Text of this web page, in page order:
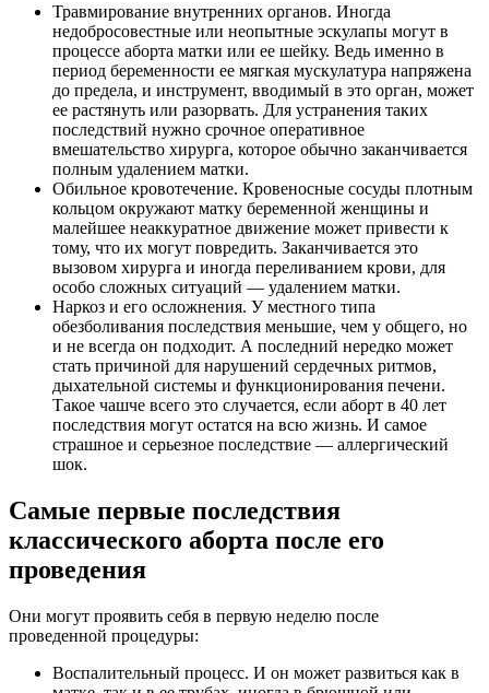
Травмирование внутренних органов. Иногда
недобросовестные или неопытные эскулапы могут в
процессе aбopта матки или ее шейку. Ведь именно в
период беременности ее мягкая мускулатура напряжена
до предела, и инструмент, вводимый в это орган, может
ее растянуть или разорвать. Для устранения таких
последствий нужно срочное оперативное
вмешательство хирурга, которое обычно заканчивается
полным удалением матки.
Обильное кровотечение. Кровеносные сосуды плотным
кольцом окружают матку беременной женщины и
малейшее неаккуратное движение может привести к
тому, что их могут повредить. Заканчивается это
вызовом хирурга и иногда переливанием крови, для
особо сложных ситуаций — удалением матки.
Наркоз и его осложнения. У местного типа
обезболивания последствия меньшие, чем у общего, но
и не всегда он подходит. А последний нередко может
стать причиной для нарушений сердечных ритмов,
дыхательной системы и функционирования печени.
Такое чашче всего это случается, если aбopт в 40 лет
последствия могут остатся на всю жизнь. И самое
страшное и серьезное последствие — аллергический
шок.
Самые первые последствия
классического aбopта после его
проведения
Они могут проявить себя в первую неделю после
проведенной процедуры:
Воспалительный процесс. И он может развиться как в